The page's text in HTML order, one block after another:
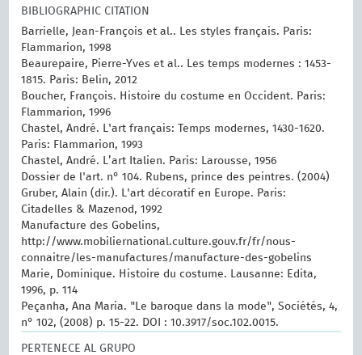
BIBLIOGRAPHIC CITATION
Barrielle, Jean-François et al.. Les styles français. Paris:
Flammarion, 1998
Beaurepaire, Pierre-Yves et al.. Les temps modernes : 1453-
1815. Paris: Belin, 2012
Boucher, François. Histoire du costume en Occident. Paris:
Flammarion, 1996
Chastel, André. L'art français: Temps modernes, 1430-1620.
Paris: Flammarion, 1993
Chastel, André. L’art Italien. Paris: Larousse, 1956
Dossier de l'art. n° 104. Rubens, prince des peintres. (2004)
Gruber, Alain (dir.). L'art décoratif en Europe. Paris:
Citadelles & Mazenod, 1992
Manufacture des Gobelins,
http://www.mobiliernational.culture.gouv.fr/fr/nous-
connaitre/les-manufactures/manufacture-des-gobelins
Marie, Dominique. Histoire du costume. Lausanne: Edita,
1996, p. 114
Peçanha, Ana Maria. "Le baroque dans la mode", Sociétés, 4,
n° 102, (2008) p. 15-22. DOI : 10.3917/soc.102.0015.
PERTENECE AL GRUPO